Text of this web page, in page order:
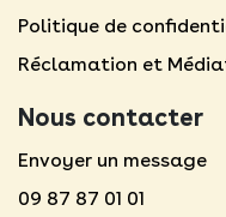
Politique de
Réclamation et
Nous contacter
Envoyer un message
09 87 87 01 01